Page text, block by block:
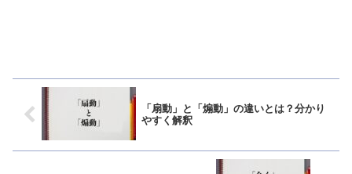
「扇動」と「煽動」の違いとは？分かり
やすく解釈